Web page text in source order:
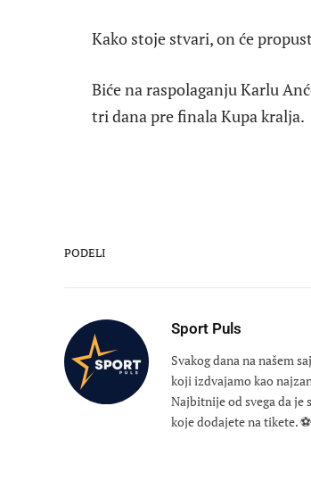
Kako stoje stvari, on će
Biće na raspolaganju Karlu
tri dana pre finala Kupa kralja.
PODELI
Sport Puls
Svakog dana na našem
koji izdvajamo kao
Najbitnije od svega da je
koje dodajete na tikete. ⚽